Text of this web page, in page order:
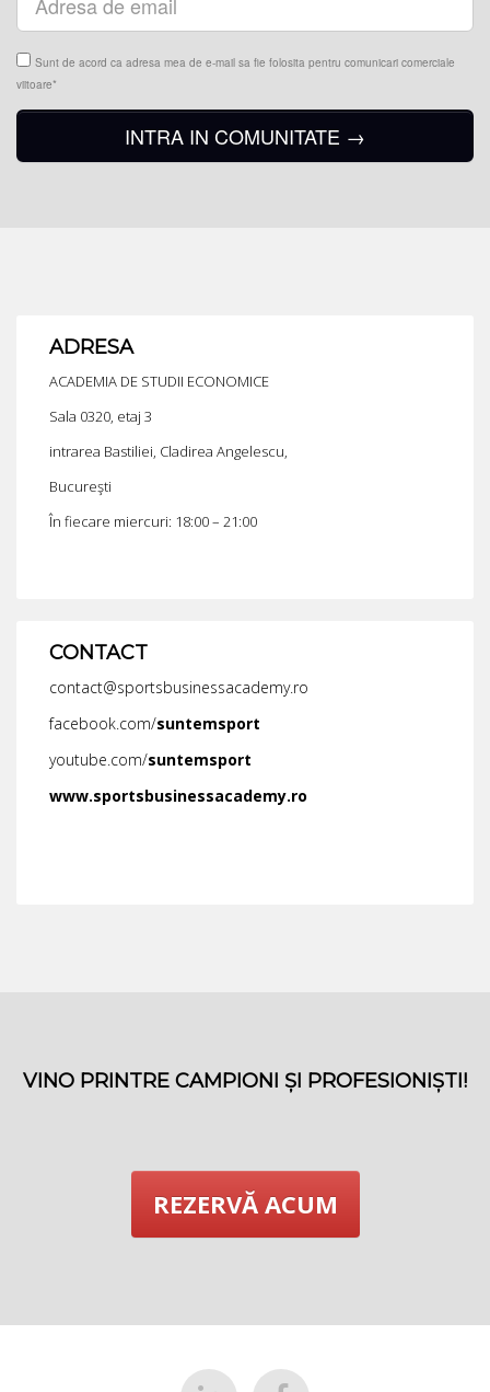
address
Sunt de acord ca adresa mea de e-mail sa fie folosita pentru comunicari comerciale
viitoare*
INTRA IN COMUNITATE →
ADRESA
ACADEMIA DE STUDII ECONOMICE
Sala 0320, etaj 3
intrarea Bastiliei, Cladirea Angelescu,
Bucureşti
În fiecare miercuri: 18:00 – 21:00
CONTACT
contact@sportsbusinessacademy.ro
facebook.com/suntemsport
youtube.com/suntemsport
www.sportsbusinessacademy.ro
VINO PRINTRE CAMPIONI ȘI PROFESIONIȘTI!
REZERVĂ ACUM